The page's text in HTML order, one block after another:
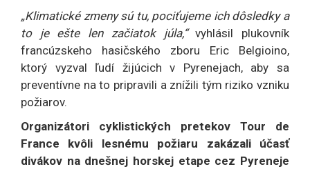
„Klimatické zmeny sú tu, pociťujeme ich dôsledky a
to je ešte len začiatok júla,“vyhlásil plukovník
francúzskeho hasičského zboru Eric Belgioino,
ktorý vyzval ľudí žijúcich v Pyrenejach, aby sa
preventívne na to pripravili a znížili tým riziko vzniku
požiarov.
Organizátori cyklistických pretekov Tour de
France kvôli lesnému požiaru zakázali účasť
divákov na dnešnej horskej etape cez Pyreneje